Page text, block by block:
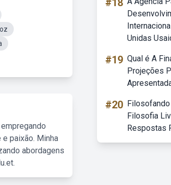
paixão. Minha
abordagens
#18
Unidas
#19 Qual é A
Projeções
#20
Filosofia
Respostas